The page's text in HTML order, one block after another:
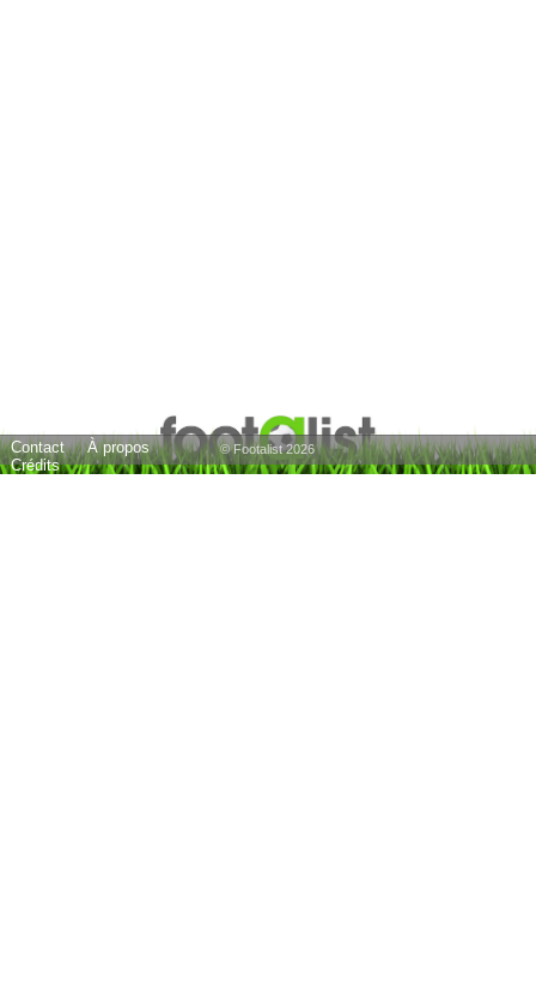
Contact
À propos
Crédits
© Footalist 2026